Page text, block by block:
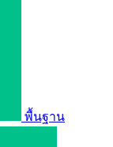
พื้นฐาน